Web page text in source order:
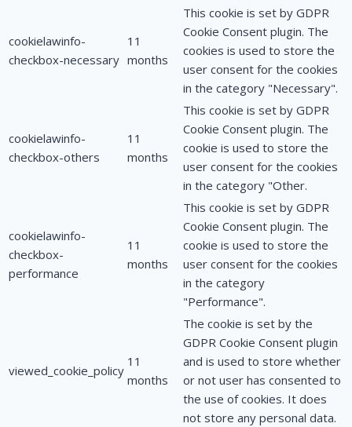
cookielawinfo-
checkbox-necessary
11
months
This cookie is set by GDPR
Cookie Consent plugin. The
cookies is used to store the
user consent for the cookies
in the category "Necessary".
cookielawinfo-
checkbox-others
11
months
This cookie is set by GDPR
Cookie Consent plugin. The
cookie is used to store the
user consent for the cookies
in the category "Other.
cookielawinfo-
checkbox-
performance
11
months
This cookie is set by GDPR
Cookie Consent plugin. The
cookie is used to store the
user consent for the cookies
in the category
"Performance".
viewed_cookie_policy
11
months
The cookie is set by the
GDPR Cookie Consent plugin
and is used to store whether
or not user has consented to
the use of cookies. It does
not store any personal data.